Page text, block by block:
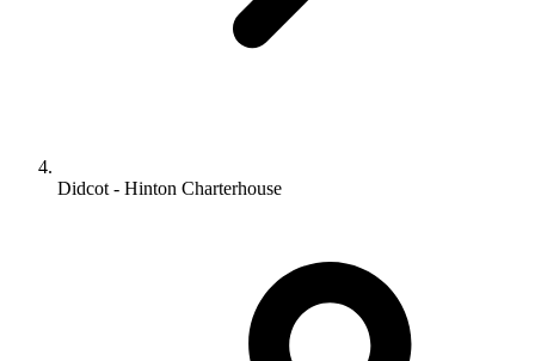
Didcot - Hinton Charterhouse